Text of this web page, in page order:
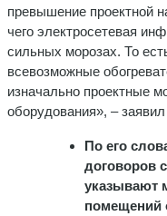
превышение проектной
чего электросетевая
сильных морозах. То
всевозможные
изначально проектные
оборудования», – заявил
По его
договоров
указывают
помещений